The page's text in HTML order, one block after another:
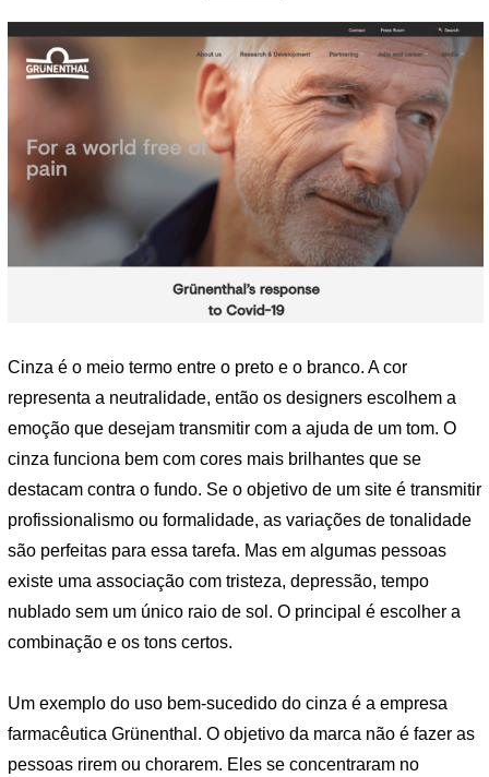
Cinza é o meio termo entre o preto e o branco. A cor
representa a neutralidade, então os designers escolhem a
emoção que desejam transmitir com a ajuda de um tom. O
cinza funciona bem com cores mais brilhantes que se
destacam contra o fundo. Se o objetivo de um site é transmitir
profissionalismo ou formalidade, as variações de tonalidade
são perfeitas para essa tarefa. Mas em algumas pessoas
existe uma associação com tristeza, depressão, tempo
nublado sem um único raio de sol. O principal é escolher a
combinação e os tons certos.
Um exemplo do uso bem-sucedido do cinza é a empresa
farmacêutica Grünenthal. O objetivo da marca não é fazer as
pessoas rirem ou chorarem. Eles se concentraram no